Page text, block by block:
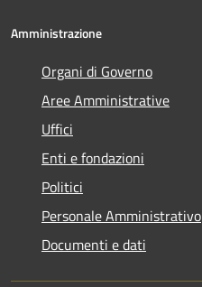
Amministrazione
Organi di Governo
Aree Amministrative
Uffici
Enti e fondazioni
Politici
Personale Amministrativo
Documenti e dati